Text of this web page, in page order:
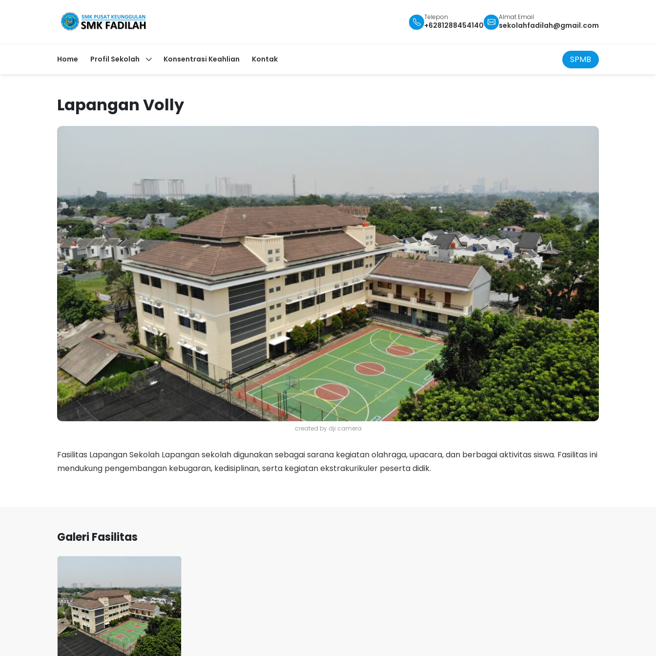
Telepon
+6281288454140
Almat Email
sekolahfadilah@gmail.com
Home Profil Sekolah Konsentrasi Keahlian Kontak SPMB
Lapangan Volly
created by dji camera
Fasilitas Lapangan Sekolah Lapangan sekolah digunakan sebagai sarana kegiatan olahraga, upacara, dan berbagai aktivitas siswa. Fasilitas ini
mendukung pengembangan kebugaran, kedisiplinan, serta kegiatan ekstrakurikuler peserta didik.
Galeri Fasilitas